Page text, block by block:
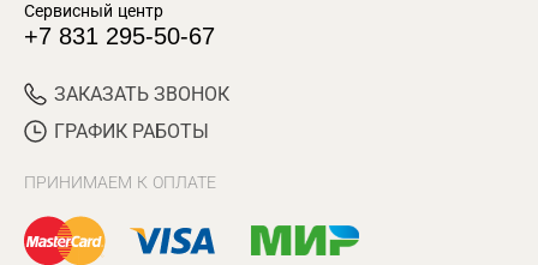
Сервисный центр
+7 831 295-50-67
ЗАКАЗАТЬ ЗВОНОК
ГРАФИК РАБОТЫ
ПРИНИМАЕМ К ОПЛАТЕ